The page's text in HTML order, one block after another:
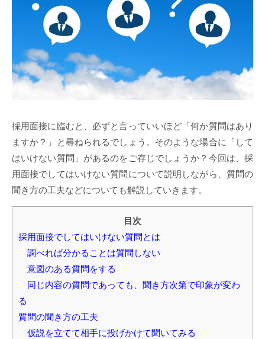
採用面接に臨むと、必ずと言っていいほど「何か質問はあり
ますか？」と尋ねられるでしょう。そのような場合に「して
はいけない質問」があるのをご存じでしょうか？今回は、採
用面接でしてはいけない質問について説明しながら、質問の
聞き方の工夫などについても解説していきます。
目次
採用面接でしてはいけない質問とは
調べれば分かることは質問しない
意図のある質問をする
同じ内容の質問であっても、聞き方次第で印象が変わ
る
質問の聞き方の工夫
仮説を立てて相手に投げかけて聞いてみる